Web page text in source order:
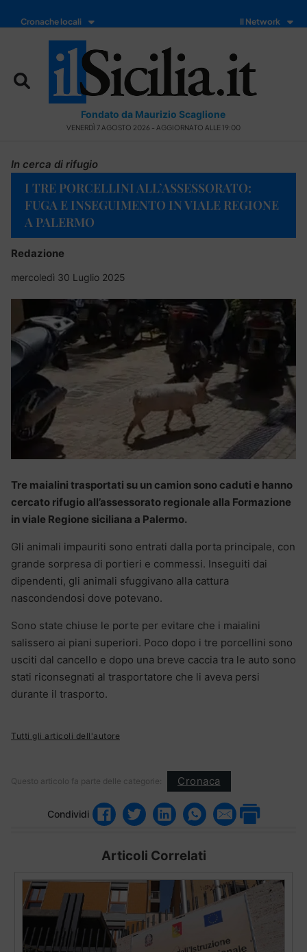
Cronache locali Il Network
Fondato da Maurizio Scaglione
VENERDÌ 7 AGOSTO 2026 - AGGIORNATO ALLE 19:00
In cerca di rifugio
I TRE PORCELLINI ALL’ASSESSORATO:
FUGA E INSEGUIMENTO IN VIALE REGIONE
A PALERMO
Redazione
mercoledì 30 Luglio 2025
Tre maialini trasportati su un camion sono caduti e hanno
cercato rifugio all’assessorato regionale alla Formazione
in viale Regione siciliana a Palermo.
Gli animali impauriti sono entrati dalla porta principale, con
grande sorpresa di portieri e commessi. Inseguiti dai
dipendenti, gli animali sfuggivano alla cattura
nascondendosi dove potevano.
Sono state chiuse le porte per evitare che i maialini
salissero ai piani superiori. Poco dopo i tre porcellini sono
usciti dal cancello e dopo una breve caccia tra le auto sono
stati riconsegnati al trasportatore che li aveva persi
durante il trasporto.
Tutti gli articoli dell'autore
Questo articolo fa parte delle categorie: Cronaca
Condividi
Articoli Correlati